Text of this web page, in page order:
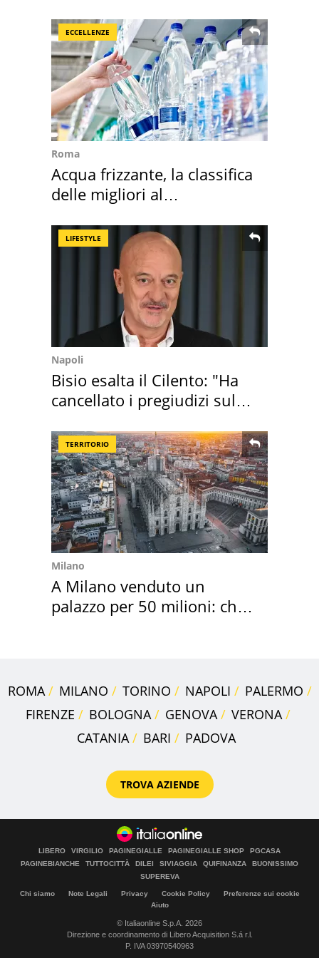
ECCELLENZE
Roma
Acqua frizzante, la classifica
delle migliori al
LIFESTYLE
Napoli
Bisio esalta il Cilento: "Ha
cancellato i pregiudizi sul
TERRITORIO
Milano
A Milano venduto un
palazzo per 50 milioni: chi
ROMA MILANO TORINO NAPOLI
PALERMO
FIRENZE
BOLOGNA GENOVA
VERONA
CATANIA
BARI PADOVA
TROVA AZIENDE
LIBERO VIRGILIO PAGINEGIALLE PAGINEGIALLE SHOP
PGCASA
PAGINEBIANCHE
TUTTOCITTÀ DILEI SIVIAGGIA QUIFINANZA
BUONISSIMO
SUPEREVA
Chi siamo Note Legali Privacy Cookie Policy
Preferenze sui cookie
Aiuto
© Italiaonline S.p.A. 2026
Direzione e coordinamento di Libero Acquisition S.á r.l.
P. IVA 03970540963